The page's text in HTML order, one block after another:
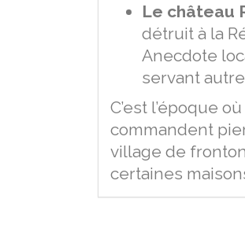
Le château
détruit à la
Anecdote
servant
C’est l’époque
commandent
village de
certaines